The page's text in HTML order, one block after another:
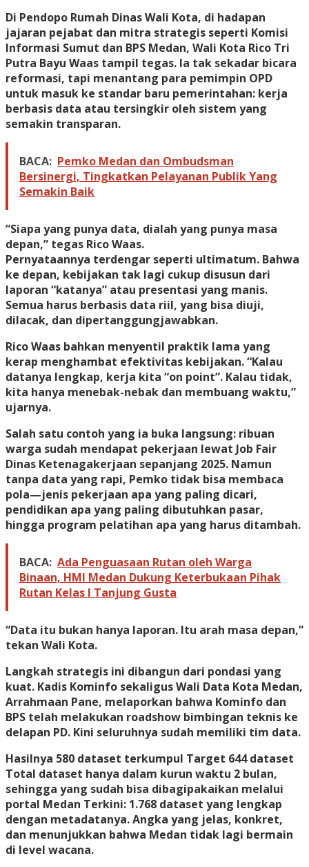
Di Pendopo Rumah Dinas Wali Kota, di hadapan
jajaran pejabat dan mitra strategis seperti Komisi
Informasi Sumut dan BPS Medan, Wali Kota Rico Tri
Putra Bayu Waas tampil tegas. Ia tak sekadar bicara
reformasi, tapi menantang para pemimpin OPD
untuk masuk ke standar baru pemerintahan: kerja
berbasis data atau tersingkir oleh sistem yang
semakin transparan.
BACA: Pemko Medan dan Ombudsman
Bersinergi, Tingkatkan Pelayanan Publik Yang
Semakin Baik
“Siapa yang punya data, dialah yang punya masa
depan,” tegas Rico Waas.
Pernyataannya terdengar seperti ultimatum. Bahwa
ke depan, kebijakan tak lagi cukup disusun dari
laporan “katanya” atau presentasi yang manis.
Semua harus berbasis data riil, yang bisa diuji,
dilacak, dan dipertanggungjawabkan.
Rico Waas bahkan menyentil praktik lama yang
kerap menghambat efektivitas kebijakan. “Kalau
datanya lengkap, kerja kita “on point”. Kalau tidak,
kita hanya menebak-nebak dan membuang waktu,”
ujarnya.
Salah satu contoh yang ia buka langsung: ribuan
warga sudah mendapat pekerjaan lewat Job Fair
Dinas Ketenagakerjaan sepanjang 2025. Namun
tanpa data yang rapi, Pemko tidak bisa membaca
pola—jenis pekerjaan apa yang paling dicari,
pendidikan apa yang paling dibutuhkan pasar,
hingga program pelatihan apa yang harus ditambah.
BACA: Ada Penguasaan Rutan oleh Warga
Binaan, HMI Medan Dukung Keterbukaan Pihak
Rutan Kelas I Tanjung Gusta
“Data itu bukan hanya laporan. Itu arah masa depan,”
tekan Wali Kota.
Langkah strategis ini dibangun dari pondasi yang
kuat. Kadis Kominfo sekaligus Wali Data Kota Medan,
Arrahmaan Pane, melaporkan bahwa Kominfo dan
BPS telah melakukan roadshow bimbingan teknis ke
delapan PD. Kini seluruhnya sudah memiliki tim data.
Hasilnya 580 dataset terkumpul Target 644 dataset
Total dataset hanya dalam kurun waktu 2 bulan,
sehingga yang sudah bisa dibagipakaikan melalui
portal Medan Terkini: 1.768 dataset yang lengkap
dengan metadatanya. Angka yang jelas, konkret,
dan menunjukkan bahwa Medan tidak lagi bermain
di level wacana.